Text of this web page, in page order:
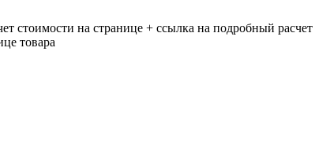
стоимости на странице + ссылка на подробный расчет
товара